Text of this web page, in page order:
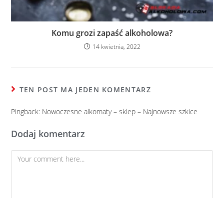
Komu grozi zapaść alkoholowa?
14 kwietnia, 2022
TEN POST MA JEDEN KOMENTARZ
Pingback: Nowoczesne alkomaty – sklep – Najnowsze szkice
Dodaj komentarz